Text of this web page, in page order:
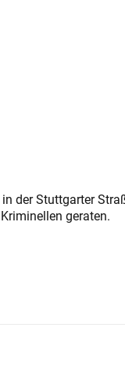
der Stuttgarter
geraten.